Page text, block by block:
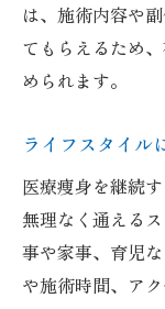
は、施術内容や
てもらえるため
められます。
ライフスタイル
医療痩身を継続
無理なく通える
事や家事、育児
や施術時間、ア